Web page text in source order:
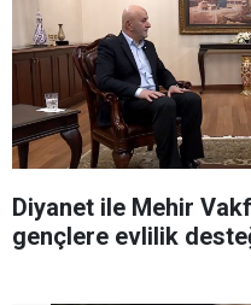
Diyanet ile Mehir
gençlere evlilik